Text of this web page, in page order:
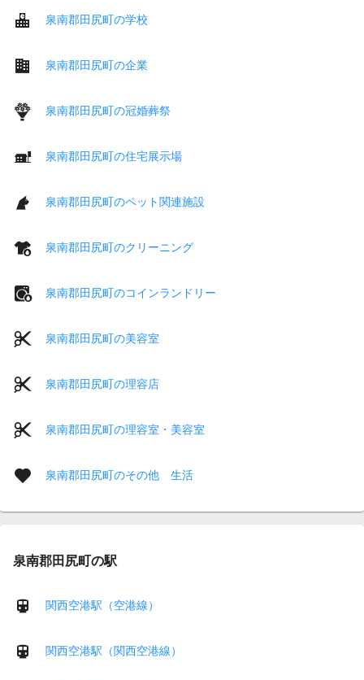
泉南郡田尻町の学校
泉南郡田尻町の企業
泉南郡田尻町の冠婚葬祭
泉南郡田尻町の住宅展示場
泉南郡田尻町のペット関連施設
泉南郡田尻町のクリーニング
泉南郡田尻町のコインランドリー
泉南郡田尻町の美容室
泉南郡田尻町の理容店
泉南郡田尻町の理容室・美容室
泉南郡田尻町のその他 生活
泉南郡田尻町の駅
関西空港駅（空港線）
関西空港駅（関西空港線）